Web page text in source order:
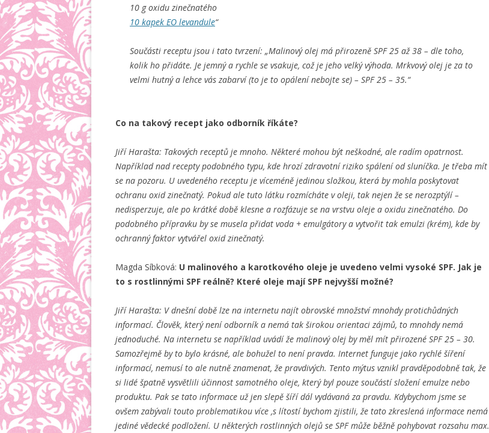
10 g oxidu zinečnatého
10 kapek EO levandule“
Součásti receptu jsou i tato tvrzení: „Malinový olej má přirozeně SPF 25 až 38 – dle toho,
kolik ho přidáte. Je jemný a rychle se vsakuje, což je jeho velký výhoda. Mrkvový olej je za to
velmi hutný a lehce vás zabarví (to je to opálení nebojte se) – SPF 25 – 35.“
Co na takový recept jako odborník říkáte?
Jiří Harašta: Takových receptů je mnoho. Některé mohou být neškodné, ale radím opatrnost.
Například nad recepty podobného typu, kde hrozí zdravotní riziko spálení od sluníčka. Je třeba mít
se na pozoru. U uvedeného receptu je víceméně jedinou složkou, která by mohla poskytovat
ochranu oxid zinečnatý. Pokud ale tuto látku rozmícháte v oleji, tak nejen že se nerozptýlí –
nedisperzuje, ale po krátké době klesne a rozfázuje se na vrstvu oleje a oxidu zinečnatého. Do
podobného přípravku by se musela přidat voda + emulgátory a vytvořit tak emulzi (krém), kde by
ochranný faktor vytvářel oxid zinečnatý.
Magda Síbková: U malinového a karotkového oleje je uvedeno velmi vysoké SPF. Jak je
to s rostlinnými SPF reálně? Které oleje mají SPF nejvyšší možné?
Jiří Harašta: V dnešní době lze na internetu najít obrovské množství mnohdy protichůdných
informací. Člověk, který není odborník a nemá tak širokou orientaci zájmů, to mnohdy nemá
jednoduché. Na internetu se například uvádí že malinový olej by měl mít přirozené SPF 25 – 30.
Samozřejmě by to bylo krásné, ale bohužel to není pravda. Internet funguje jako rychlé šíření
informací, nemusí to ale nutně znamenat, že pravdivých. Tento mýtus vznikl pravděpodobně tak, že
si lidé špatně vysvětlili účinnost samotného oleje, který byl pouze součástí složení emulze nebo
produktu. Pak se tato informace už jen slepě šíří dál vydávaná za pravdu. Kdybychom jsme se
ovšem zabývali touto problematikou více ,s lítostí bychom zjistili, že tato zkreslená informace nemá
jediné vědecké podložení. U některých rostlinných olejů se SPF může běžně pohybovat rozsahu max.